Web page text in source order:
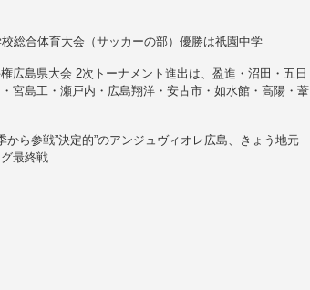
総合体育大会（サッカーの部）優勝は祇園中学
広島県大会 2次トーナメント進出は、盈進・沼田・五日
宮島工・瀬戸内・広島翔洋・安古市・如水館・高陽・葦
から参戦”決定的”のアンジュヴィオレ広島、きょう地元
最終戦